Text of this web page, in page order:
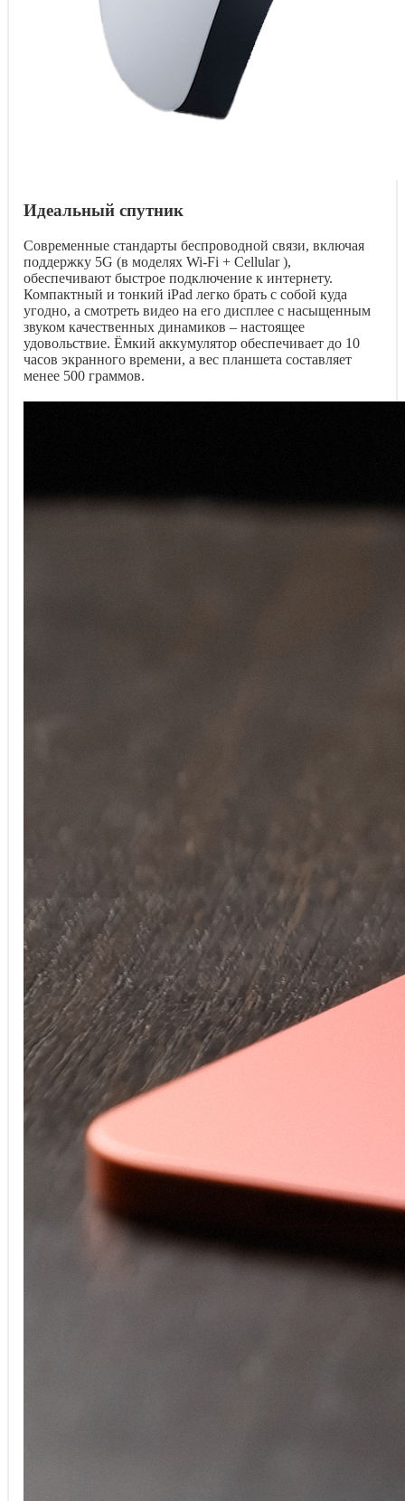
Идеальный спутник
Современные стандарты беспроводной связи, включая
поддержку 5G (в моделях Wi-Fi + Cellular ),
обеспечивают быстрое подключение к интернету.
Компактный и тонкий iPad легко брать с собой куда
угодно, а смотреть видео на его дисплее с насыщенным
звуком качественных динамиков – настоящее
удовольствие. Ёмкий аккумулятор обеспечивает до 10
часов экранного времени, а вес планшета составляет
менее 500 граммов.